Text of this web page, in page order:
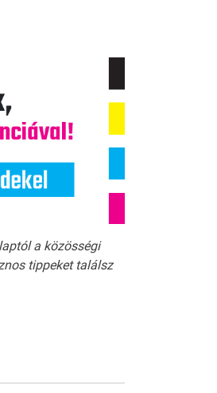
a közösségi
tippeket találsz